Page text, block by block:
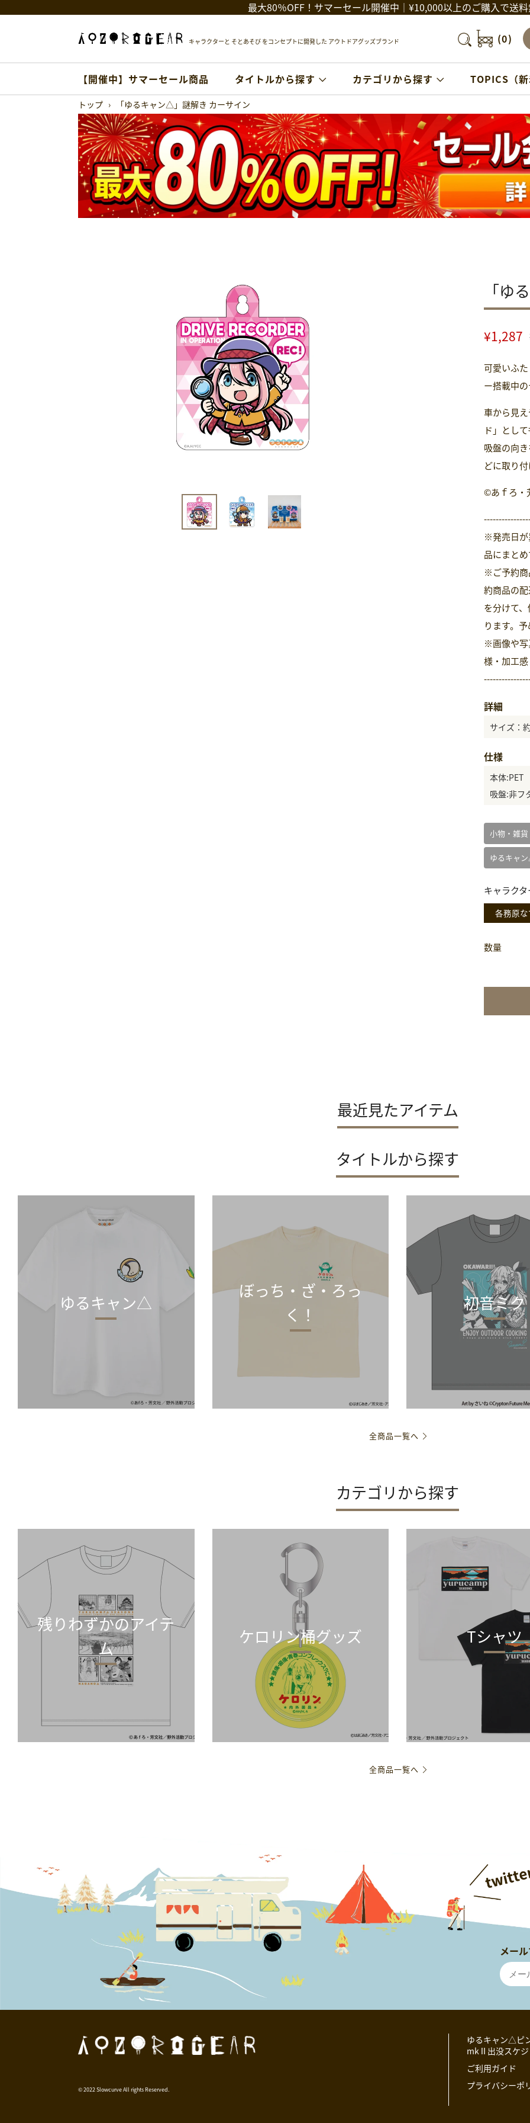
最大80％OFF！サマーセール開催中｜¥10,000以上のご購入で送
キャラクターと そとあそび をコンセプトに開発した アウトドアグッズブランド
Search (0)
【開催中】サマーセール商品 タイトルから探す カテゴリから探す TOPICS（
トップ › 「ゆるキャン△」謎解き カーサイン
「ゆ
通
価
格
¥1,287
可愛いふ
ー搭載中
車から見
ド」とし
吸盤の向
どに取り
©あｆろ・
※発売日が
品にまと
※ご予約商
約商品の
を分けて
ります。
※画像や写
様・加工
詳細
サイズ：
仕様
本体:PET
吸盤:非フ
小物・雑貨
ゆるキャ
キャラク
各務原
数量
最近見たアイテム
タイトルから探す
ゆるキャン△
ぼっち・ざ・ろっ
く！
初音ミク
全商品一覧へ
カテゴリから探す
残りわずかのアイテ
ム
ケロリン桶グッズ Tシャツ
全商品一覧へ
メー
© 2022 Slowcurve All rights Reserved.
ゆるキャン△ピ
mkⅡ出没スケ
ご利用ガイド
プライバシーポ